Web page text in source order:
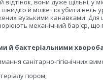
відтінок, вони дуже щільні,
й може погубити весь
вузькими канавками.
механічний бар'єр,
й бактеріальними
санітарно-гігієнічних
пором;